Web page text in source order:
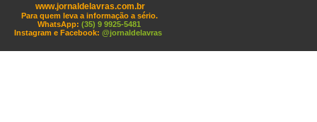
www.jornaldelavras.com.br
Para quem leva a informação a sério.
WhatsApp: (35) 9 9925-5481
Instagram e Facebook: @jornaldelavras